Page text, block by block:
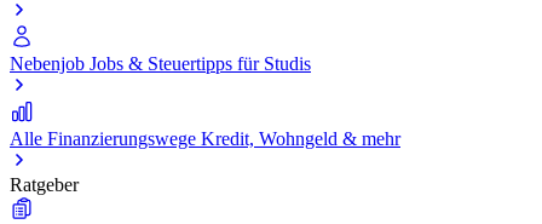
Nebenjob Jobs & Steuertipps für Studis
Alle Finanzierungswege Kredit, Wohngeld & mehr
Ratgeber